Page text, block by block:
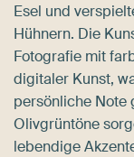
Esel und
Hühnern. Die
Fotografie mit
digitaler Kunst,
persönliche Note
Olivgrüntöne
lebendige